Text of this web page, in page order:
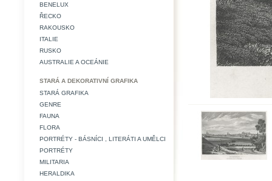
BENELUX
ŘECKO
RAKOUSKO
ITALIE
RUSKO
AUSTRALIE A OCEÁNIE
STARÁ A DEKORATIVNÍ GRAFIKA
STARÁ GRAFIKA
GENRE
FAUNA
FLORA
PORTRÉTY - BÁSNÍCI , LITERÁTI A UMĚLCI
PORTRÉTY
MILITARIA
HERALDIKA